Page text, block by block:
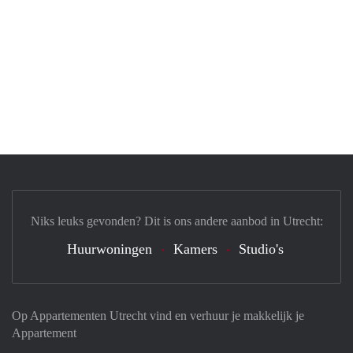
Op Appartementen Utrecht vind en verhuur je makkelijk je
Appartement
Niks leuks gevonden? Dit is ons andere aanbod in Utrecht:
Huurwoningen Kamers Studio's